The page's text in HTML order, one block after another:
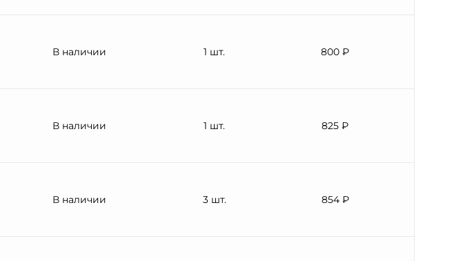
В наличии 1 шт. 800 ₽
В наличии 1 шт. 825 ₽
В наличии 3 шт. 854 ₽